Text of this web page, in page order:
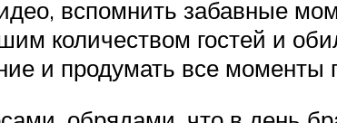
вспомнить забавные
количеством гостей и
и продумать все моменты